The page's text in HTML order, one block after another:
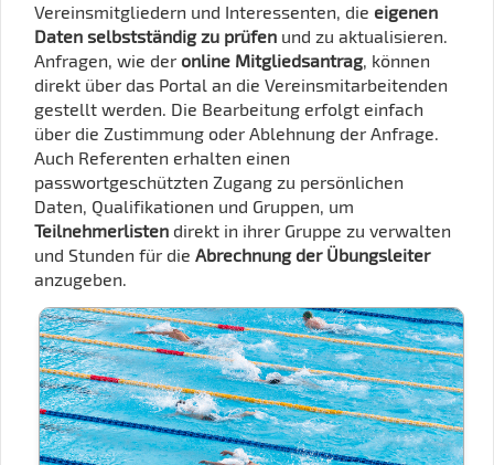
Vereinsmitgliedern und Interessenten, die eigenen
Daten selbstständig zu prüfen und zu aktualisieren.
Anfragen, wie der online Mitgliedsantrag, können
direkt über das Portal an die Vereinsmitarbeitenden
gestellt werden. Die Bearbeitung erfolgt einfach
über die Zustimmung oder Ablehnung der Anfrage.
Auch Referenten erhalten einen
passwortgeschützten Zugang zu persönlichen
Daten, Qualifikationen und Gruppen, um
Teilnehmerlisten direkt in ihrer Gruppe zu verwalten
und Stunden für die Abrechnung der Übungsleiter
anzugeben.